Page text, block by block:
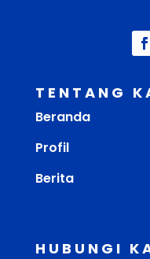
TENTANG
Beranda
Profil
Berita
HUBUNGI